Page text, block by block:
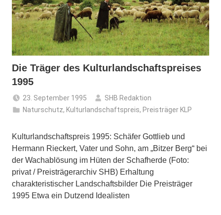
Die Träger des Kulturlandschaftspreises
1995
23. September 1995
SHB Redaktion
Naturschutz, Kulturlandschaftspreis, Preisträger KLP
Kulturlandschaftspreis 1995: Schäfer Gottlieb und
Hermann Rieckert, Vater und Sohn, am „Bitzer Berg“ bei
der Wachablösung im Hüten der Schafherde (Foto:
privat / Preisträgerarchiv SHB) Erhaltung
charakteristischer Landschaftsbilder Die Preisträger
1995 Etwa ein Dutzend Idealisten